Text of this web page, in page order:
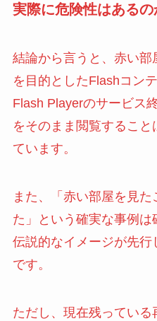
実際に危険性はあるの
結論から言うと、赤い部
を目的としたFlashコン
Flash Playerのサービス
をそのまま閲覧するこ
ています。
また、「赤い部屋を見
た」という確実な事例
伝説的なイメージが先
です。
ただし、現在残ってい